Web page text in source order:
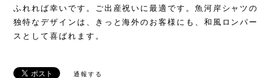
ふれれば幸いです。ご出産祝いに最適です。魚河岸シャツの
独特なデザインは、きっと海外のお客様にも、和風ロンパー
スとして喜ばれます。
通報する